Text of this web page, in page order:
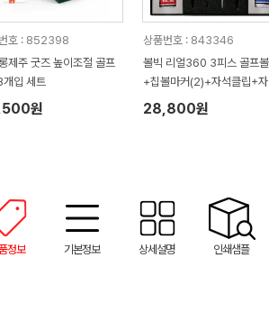
호 : 852398
제주 굿즈 높이조절 골프
개입 세트
원
상품번호 : 843346
볼빅 리얼360 3피스 골프
+칩볼마커(2)+자석클립+
티(2) 세트
28,800원
정보 기본정보 상세설명 인쇄샘플